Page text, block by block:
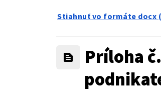
Stiahnuť vo formáte docx
Príloha